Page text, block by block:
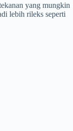
yang mungkin
lebih rileks seperti